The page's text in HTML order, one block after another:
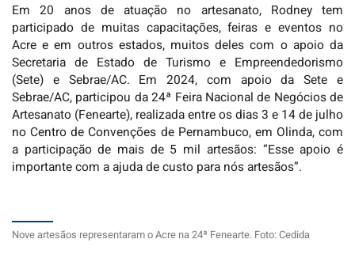
Em 20 anos de atuação no artesanato, Rodney tem
participado de muitas capacitações, feiras e eventos no
Acre e em outros estados, muitos deles com o apoio da
Secretaria de Estado de Turismo e Empreendedorismo
(Sete) e Sebrae/AC. Em 2024, com apoio da Sete e
Sebrae/AC, participou da 24ª Feira Nacional de Negócios de
Artesanato (Fenearte), realizada entre os dias 3 e 14 de julho
no Centro de Convenções de Pernambuco, em Olinda, com
a participação de mais de 5 mil artesãos: “Esse apoio é
importante com a ajuda de custo para nós artesãos”.
Nove artesãos representaram o Acre na 24ª Fenearte. Foto: Cedida